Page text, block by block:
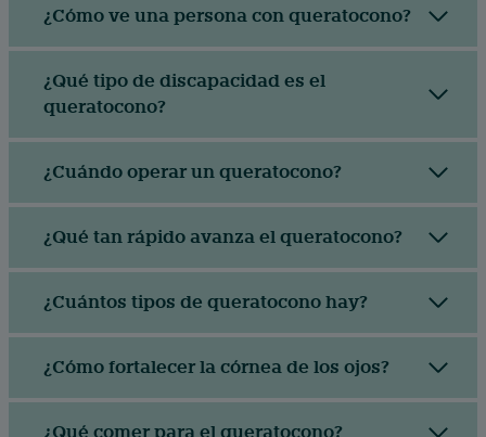
¿Cómo ve una persona con queratocono?
¿Qué tipo de discapacidad es el
queratocono?
¿Cuándo operar un queratocono?
¿Qué tan rápido avanza el queratocono?
¿Cuántos tipos de queratocono hay?
¿Cómo fortalecer la córnea de los ojos?
¿Qué comer para el queratocono?